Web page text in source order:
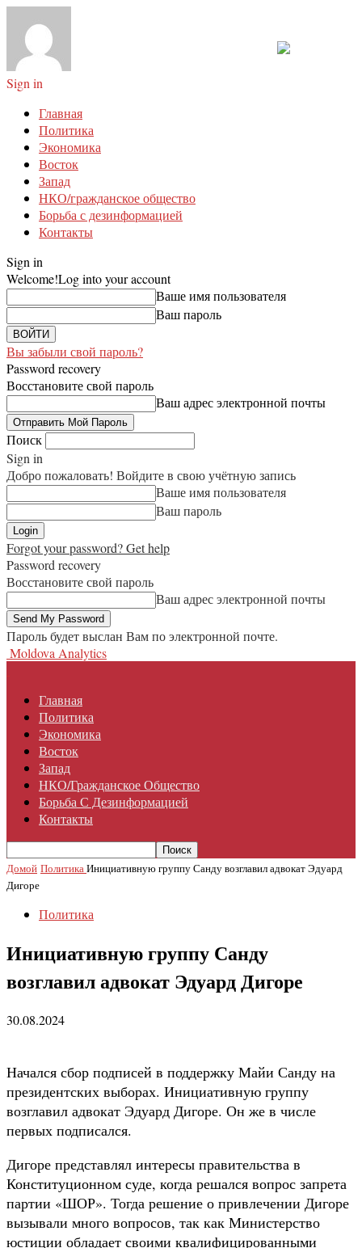
Sign in
Главная
Политика
Экономика
Восток
Запад
НКО/гражданское общество
Борьба с дезинформацией
Контакты
Sign in
Welcome!Log into your account
Ваше имя пользователя
Ваш пароль
Вы забыли свой пароль?
Password recovery
Восстановите свой пароль
Ваш адрес электронной почты
Поиск
Sign in
Добро пожаловать! Войдите в свою учётную запись
Ваше имя пользователя
Ваш пароль
Forgot your password? Get help
Password recovery
Восстановите свой пароль
Ваш адрес электронной почты
Пароль будет выслан Вам по электронной почте.
Moldova Analytics
Главная
Политика
Экономика
Восток
Запад
НКО/гражданское Общество
Борьба С Дезинформацией
Контакты
Домой ПолитикаИнициативную группу Санду возглавил адвокат Эдуард
Дигоре
Политика
Инициативную группу Санду
возглавил адвокат Эдуард Дигоре
30.08.2024
Начался сбор подписей в поддержку Майи Санду на
президентских выборах. Инициативную группу
возглавил адвокат Эдуард Дигоре. Он же в числе
первых подписался.
Дигоре представлял интересы правительства в
Конституционном суде, когда решался вопрос запрета
партии «ШОР». Тогда решение о привлечении Дигоре
вызывали много вопросов, так как Министерство
юстиции обладает своими квалифицированными